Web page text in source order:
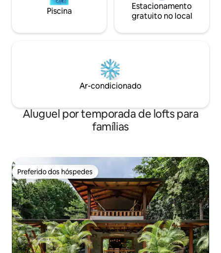
Piscina
Estacionamento
gratuito no local
Ar-condicionado
Aluguel por temporada de lofts para
famílias
Preferido dos hóspedes
Preferido dos hóspedes